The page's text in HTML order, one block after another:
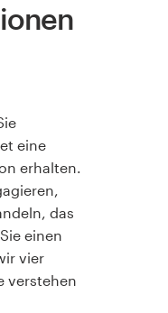
eine
erhalten.
das
einen
vier
verstehen